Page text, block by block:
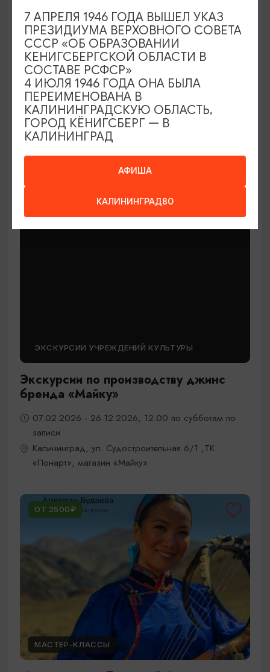
МАСТЕР-КЛАССЫ
Мастер-классы по керамике Елены
Бодяковой
Калининград, ул. Баранова, 45
ЭКСКУРСИИ УЧРЕЖДЕНИЙ КУЛЬТУРЫ
Экскурсии по производству джинс
бренда «Майку»
07.02.2026 - 26.12.2026, 12:00 по субботам по
записи
Калининград, ул. Судостроительная 6/1 ,ТК
«Понарт», магазин «Майку»
ОТ 2500₽
МАСТЕР-КЛАССЫ
АФИША
КАЛИНИНГРАД80
7 АПРЕЛЯ 1946 ГОДА ВЫШЕЛ УКАЗ
ПРЕЗИДИУМА ВЕРХОВНОГО СОВЕТА
СССР «ОБ ОБРАЗОВАНИИ
КЕНИГСБЕРГСКОЙ ОБЛАСТИ В
СОСТАВЕ РСФСР»
4 ИЮЛЯ 1946 ГОДА ОНА БЫЛА
ПЕРЕИМЕНОВАНА В
КАЛИНИНГРАДСКУЮ ОБЛАСТЬ,
ГОРОД КЁНИГСБЕРГ — В
КАЛИНИНГРАД